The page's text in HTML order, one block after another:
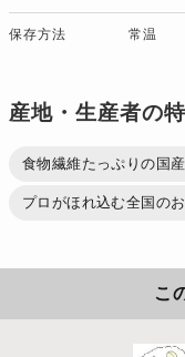
保存方法 常温
産地・生産者の
食物繊維たっぷりの国
プロがほれ込む全国の
こ